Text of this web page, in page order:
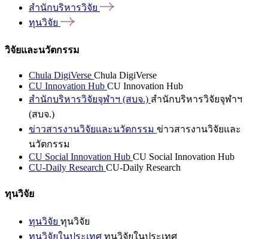
สำนักบริหารวิจัย
ทุนวิจัย
วิจัยและนวัตกรรม
Chula DigiVerse Chula DigiVerse
CU Innovation Hub CU Innovation Hub
สำนักบริหารวิจัยจุฬาฯ (สบจ.) สำนักบริหารวิจัยจุฬาฯ
(สบจ.)
ข่าวสารงานวิจัยและนวัตกรรม ข่าวสารงานวิจัยและ
นวัตกรรม
CU Social Innovation Hub CU Social Innovation Hub
CU-Daily Research CU-Daily Research
ทุนวิจัย
ทุนวิจัย ทุนวิจัย
ทุนวิจัยในประเทศ ทุนวิจัยในประเทศ